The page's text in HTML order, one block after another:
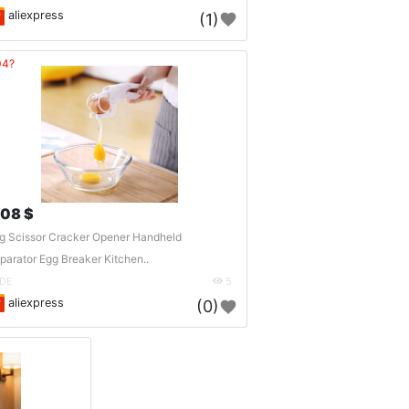
aliexpress (1)
$
Scissor Cracker Opener Handheld
Egg Breaker Kitchen..
DE 5
aliexpress (0)